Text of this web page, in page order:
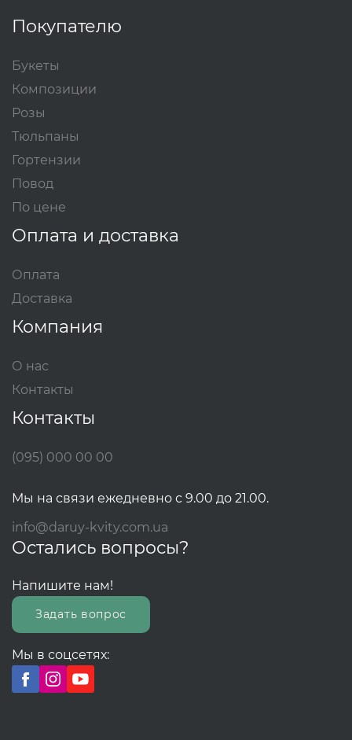
Покупателю
Букеты
Композиции
Розы
Тюльпаны
Гортензии
Повод
По цене
Оплата и доставка
Оплата
Доставка
Компания
О нас
Контакты
Контакты
(095) 000 00 00
Мы на связи ежедневно с 9.00 до 21.00.
info@daruy-kvity.com.ua
Остались вопросы?
Напишите нам!
Задать вопрос
Мы в соцсетях: